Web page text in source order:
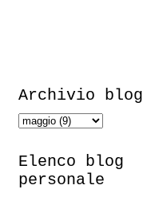
Archivio blog
Elenco blog
personale